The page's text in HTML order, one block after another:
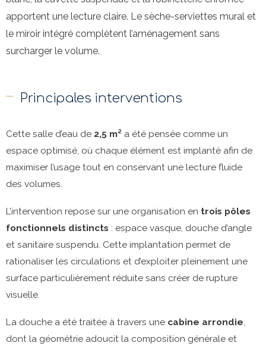
apportent une lecture claire. Le sèche-serviettes mural et
le miroir intégré complètent l’aménagement sans
surcharger le volume.
Principales interventions
Cette salle d’eau de 2,5 m² a été pensée comme un
espace optimisé, où chaque élément est implanté afin de
maximiser l’usage tout en conservant une lecture fluide
des volumes.
L’intervention repose sur une organisation en trois pôles
fonctionnels distincts : espace vasque, douche d’angle
et sanitaire suspendu. Cette implantation permet de
rationaliser les circulations et d’exploiter pleinement une
surface particulièrement réduite sans créer de rupture
visuelle.
La douche a été traitée à travers une cabine arrondie,
dont la géométrie adoucit la composition générale et